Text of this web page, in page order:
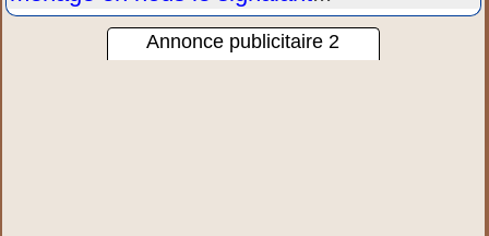
Annonce publicitaire 2